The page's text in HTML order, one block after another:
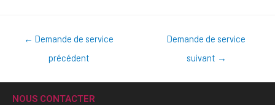
← Demande de service
précédent
Demande de service
suivant →
NOUS CONTACTER